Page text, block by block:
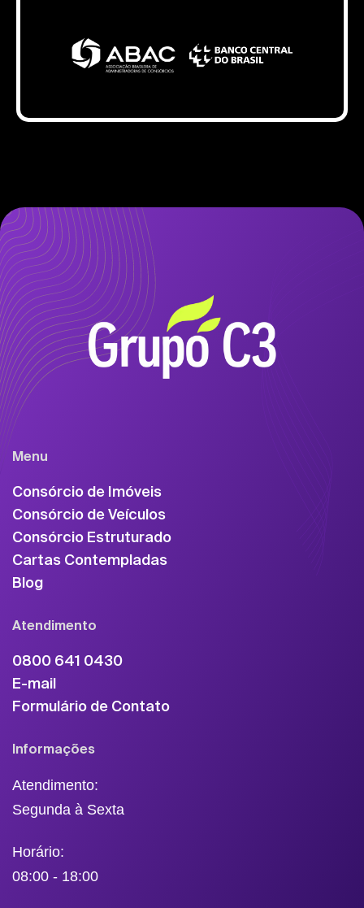
Menu
Consórcio de Imóveis
Consórcio de Veículos
Consórcio Estruturado
Cartas Contempladas
Blog
Atendimento
0800 641 0430
E-mail
Formulário de Contato
Informações
Atendimento:
Segunda à Sexta
Horário:
08:00 - 18:00